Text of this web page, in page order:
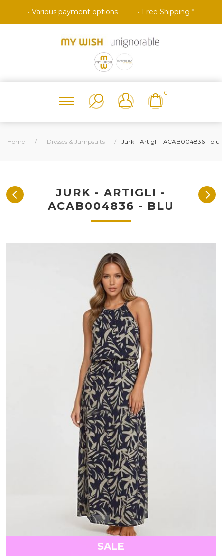
• Various payment options • Free Shipping *
0
Home / Dresses & Jumpsuits / Jurk - Artigli - ACAB004836 - blu
JURK - ARTIGLI -
ACAB004836 - BLU
SALE